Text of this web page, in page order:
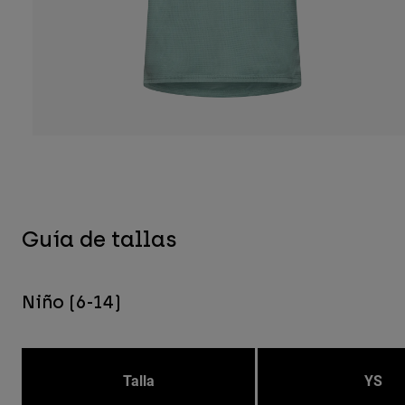
Guía de tallas
Niño (6-14)
Talla YS